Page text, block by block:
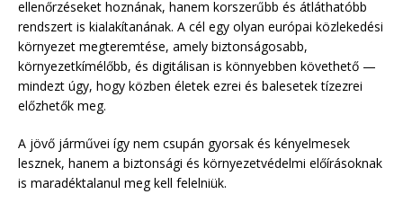
ellenőrzéseket hoznának, hanem korszerűbb és átláthatóbb
rendszert is kialakítanának. A cél egy olyan európai közlekedési
környezet megteremtése, amely biztonságosabb,
környezetkímélőbb, és digitálisan is könnyebben követhető —
mindezt úgy, hogy közben életek ezrei és balesetek tízezrei
előzhetők meg.
A jövő járművei így nem csupán gyorsak és kényelmesek
lesznek, hanem a biztonsági és környezetvédelmi előírásoknak
is maradéktalanul meg kell felelniük.